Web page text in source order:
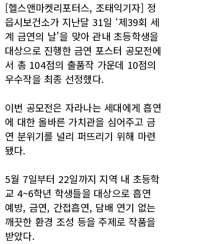
[헬스앤마켓리포터스, 조태익기자] 정
읍시보건소가 지난달 31일 ‘제39회 세
계 금연의 날’을 맞아 관내 초등학생을
대상으로 진행한 금연 포스터 공모전에
서 총 104점의 출품작 가운데 10점의
우수작을 최종 선정했다.
이번 공모전은 자라나는 세대에게 흡연
에 대한 올바른 가치관을 심어주고 금
연 분위기를 널리 퍼뜨리기 위해 마련
됐다.
5월 7일부터 22일까지 지역 내 초등학
교 4~6학년 학생들을 대상으로 흡연
예방, 금연, 간접흡연, 담배 연기 없는
깨끗한 환경 조성 등을 주제로 작품을
받았다.